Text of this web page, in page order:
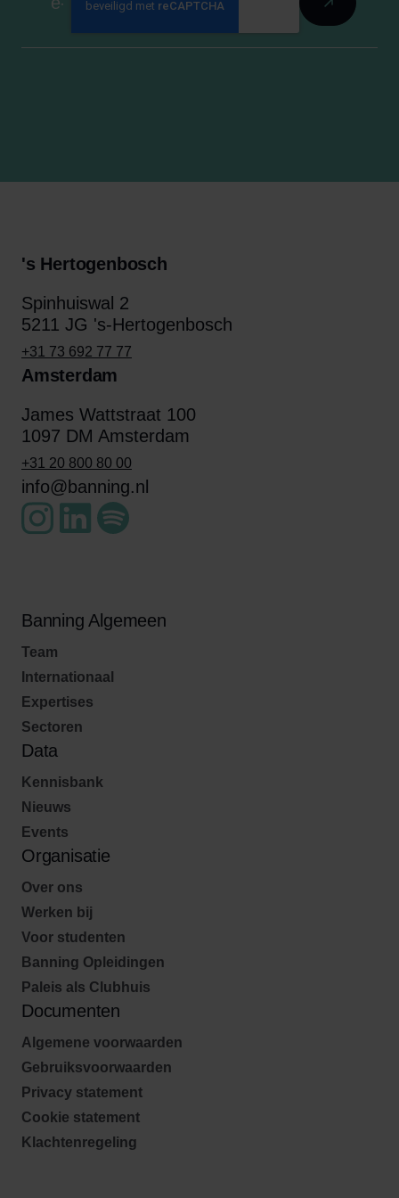
's Hertogenbosch
Spinhuiswal 2
5211 JG 's-Hertogenbosch
+31 73 692 77 77
Amsterdam
James Wattstraat 100
1097 DM Amsterdam
+31 20 800 80 00
info@banning.nl
Banning Algemeen
Team
Internationaal
Expertises
Sectoren
Data
Kennisbank
Nieuws
Events
Organisatie
Over ons
Werken bij
Voor studenten
Banning Opleidingen
Paleis als Clubhuis
Documenten
Algemene voorwaarden
Gebruiksvoorwaarden
Privacy statement
Cookie statement
Klachtenregeling